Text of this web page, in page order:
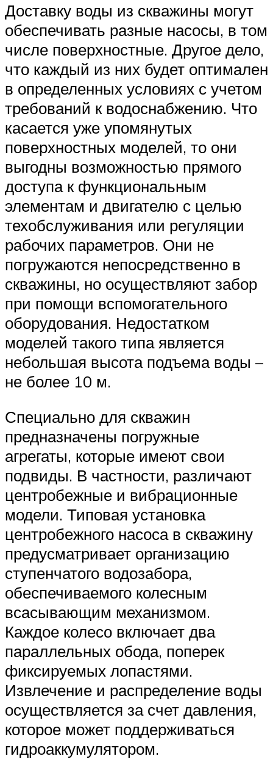
Доставку воды из скважины могут
обеспечивать разные насосы, в том
числе поверхностные. Другое дело,
что каждый из них будет оптимален
в определенных условиях с учетом
требований к водоснабжению. Что
касается уже упомянутых
поверхностных моделей, то они
выгодны возможностью прямого
доступа к функциональным
элементам и двигателю с целью
техобслуживания или регуляции
рабочих параметров. Они не
погружаются непосредственно в
скважины, но осуществляют забор
при помощи вспомогательного
оборудования. Недостатком
моделей такого типа является
небольшая высота подъема воды –
не более 10 м.
Специально для скважин
предназначены погружные
агрегаты, которые имеют свои
подвиды. В частности, различают
центробежные и вибрационные
модели. Типовая установка
центробежного насоса в скважину
предусматривает организацию
ступенчатого водозабора,
обеспечиваемого колесным
всасывающим механизмом.
Каждое колесо включает два
параллельных обода, поперек
фиксируемых лопастями.
Извлечение и распределение воды
осуществляется за счет давления,
которое может поддерживаться
гидроаккумулятором.